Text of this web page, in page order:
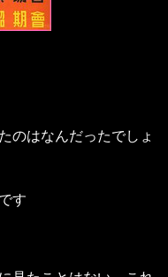
のはなんだったでしょ
す